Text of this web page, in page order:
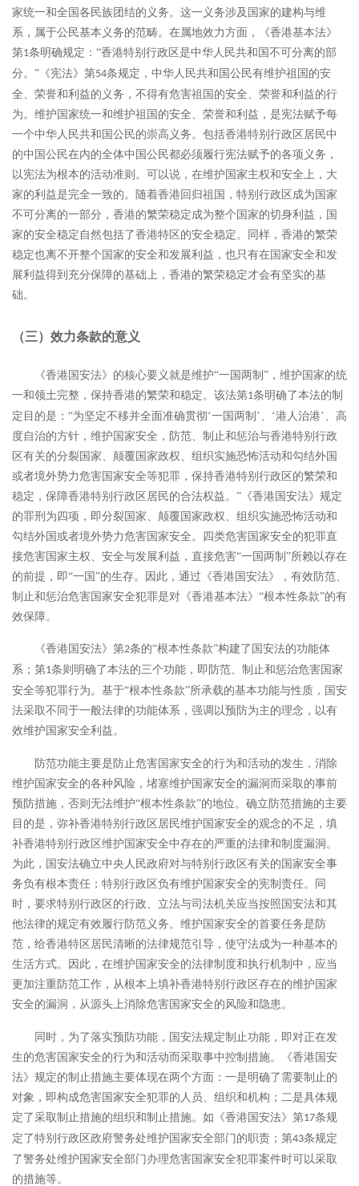
家统一和全国各民族团结的义务。这一义务涉及国家的建构与维
系，属于公民基本义务的范畴。在属地效力方面，《香港基本法》
第1条明确规定：“香港特别行政区是中华人民共和国不可分离的部
分。”《宪法》第54条规定，中华人民共和国公民有维护祖国的安
全、荣誉和利益的义务，不得有危害祖国的安全、荣誉和利益的行
为。维护国家统一和维护祖国的安全、荣誉和利益，是宪法赋予每
一个中华人民共和国公民的崇高义务。包括香港特别行政区居民中
的中国公民在内的全体中国公民都必须履行宪法赋予的各项义务，
以宪法为根本的活动准则。可以说，在维护国家主权和安全上，大
家的利益是完全一致的。随着香港回归祖国，特别行政区成为国家
不可分离的一部分，香港的繁荣稳定成为整个国家的切身利益，国
家的安全稳定自然包括了香港特区的安全稳定。同样，香港的繁荣
稳定也离不开整个国家的安全和发展利益，也只有在国家安全和发
展利益得到充分保障的基础上，香港的繁荣稳定才会有坚实的基
础。
（三）效力条款的意义
《香港国安法》的核心要义就是维护“一国两制”，维护国家的统
一和领土完整，保持香港的繁荣和稳定。该法第1条明确了本法的制
定目的是：“为坚定不移并全面准确贯彻‘一国两制’、‘港人治港’、高
度自治的方针，维护国家安全，防范、制止和惩治与香港特别行政
区有关的分裂国家、颠覆国家政权、组织实施恐怖活动和勾结外国
或者境外势力危害国家安全等犯罪，保持香港特别行政区的繁荣和
稳定，保障香港特别行政区居民的合法权益。”《香港国安法》规定
的罪刑为四项，即分裂国家、颠覆国家政权、组织实施恐怖活动和
勾结外国或者境外势力危害国家安全。四类危害国家安全的犯罪直
接危害国家主权、安全与发展利益，直接危害“一国两制”所赖以存在
的前提，即“一国”的生存。因此，通过《香港国安法》，有效防范、
制止和惩治危害国家安全犯罪是对《香港基本法》“根本性条款”的有
效保障。
《香港国安法》第2条的“根本性条款”构建了国安法的功能体
系；第1条则明确了本法的三个功能，即防范、制止和惩治危害国家
安全等犯罪行为。基于“根本性条款”所承载的基本功能与性质，国安
法采取不同于一般法律的功能体系，强调以预防为主的理念，以有
效维护国家安全利益。
防范功能主要是防止危害国家安全的行为和活动的发生，消除
维护国家安全的各种风险，堵塞维护国家安全的漏洞而采取的事前
预防措施，否则无法维护“根本性条款”的地位。确立防范措施的主要
目的是，弥补香港特别行政区居民维护国家安全的观念的不足，填
补香港特别行政区维护国家安全中存在的严重的法律和制度漏洞。
为此，国安法确立中央人民政府对与特别行政区有关的国家安全事
务负有根本责任；特别行政区负有维护国家安全的宪制责任。同
时，要求特别行政区的行政、立法与司法机关应当按照国安法和其
他法律的规定有效履行防范义务。维护国家安全的首要任务是防
范，给香港特区居民清晰的法律规范引导，使守法成为一种基本的
生活方式。因此，在维护国家安全的法律制度和执行机制中，应当
更加注重防范工作，从根本上填补香港特别行政区存在的维护国家
安全的漏洞，从源头上消除危害国家安全的风险和隐患。
同时，为了落实预防功能，国安法规定制止功能，即对正在发
生的危害国家安全的行为和活动而采取事中控制措施。《香港国安
法》规定的制止措施主要体现在两个方面：一是明确了需要制止的
对象，即构成危害国家安全犯罪的人员、组织和机构；二是具体规
定了采取制止措施的组织和制止措施。如《香港国安法》第17条规
定了特别行政区政府警务处维护国家安全部门的职责；第43条规定
了警务处维护国家安全部门办理危害国家安全犯罪案件时可以采取
的措施等。